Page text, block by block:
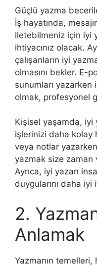
Güçlü yazma
İş hayatında,
iletebilmeniz için iyi
ihtiyacınız olacak.
çalışanların iyi
olmasını bekler. E-
sunumları
olmak, profesyonel
Kişisel yaşamda, iyi
işlerinizi daha kolay
veya notlar
yazmak size zaman
Ayrıca, iyi yazan
duygularını daha
2.
Anlamak
Yazmanın